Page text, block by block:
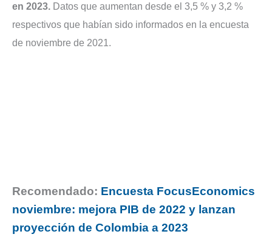
en 2023. Datos que aumentan desde el 3,5 % y 3,2 %
respectivos que habían sido informados en la encuesta
de noviembre de 2021.
Recomendado: Encuesta FocusEconomics
noviembre: mejora PIB de 2022 y lanzan
proyección de Colombia a 2023